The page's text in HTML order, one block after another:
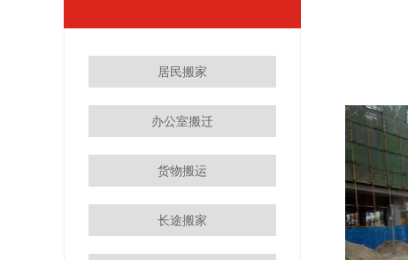
居民搬家
办公室搬迁
货物搬运
长途搬家